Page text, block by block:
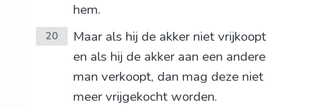
hem.
20
Maar als hij de akker niet vrijkoopt
en als hij de akker aan een andere
man verkoopt, dan mag deze niet
meer vrijgekocht worden.